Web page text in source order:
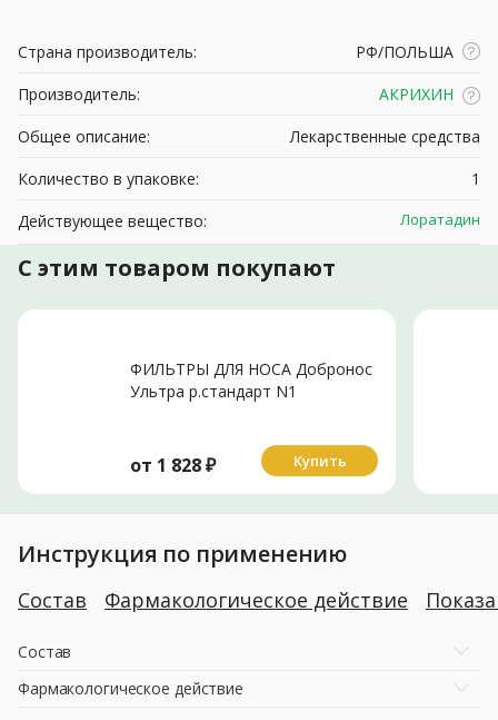
Страна производитель:
РФ/ПОЛЬША
Производитель:
АКРИХИН
Общее описание:
Лекарственные средства
Количество в упаковке:
1
Действующее вещество:
Лоратадин
С этим товаром покупают
ФИЛЬТРЫ ДЛЯ НОСА Добронос
Ультра р.стандарт N1
от 1 828₽ Купить
Инструкция по применению
Состав Фармакологическое действие
Состав
Фармакологическое действие